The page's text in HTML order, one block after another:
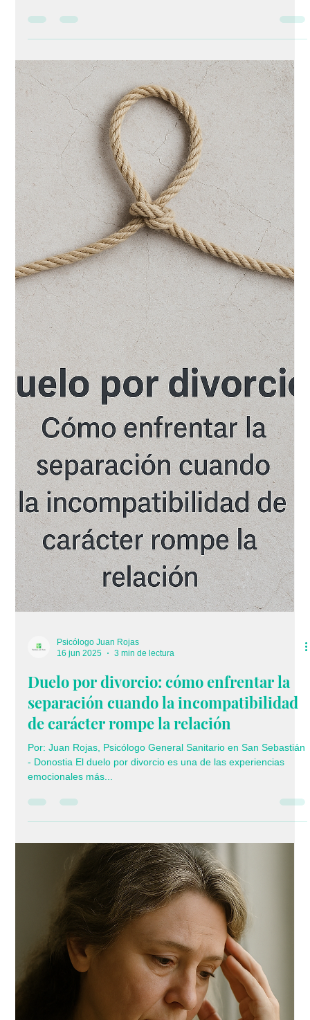
Psicólogo Juan Rojas
22 jun 2025
2 min de lectura
Este duelo que actualmente atraviesan
los latinos por las deportaciones
Por: Juan Rojas, Psicólogo Y Abogado, A utor del libro Cuando
palabras que alcancen para describir el dolor. Miles de familias
latinas están viviendo un duelo invisible, silencioso, lleno de
cuerpos; arrancan raíces, dividen corazones y rompen
proyectos. ¿Cómo sanar cuando se siente que el alma se
quedó en otro país? ¿Cómo volver a empezar cuando todo lo